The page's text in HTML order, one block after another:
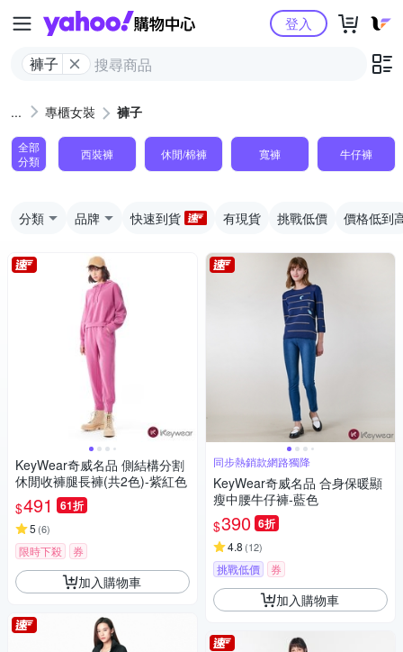
Yahoo購物中心
褲子
登入
專櫃女裝 褲子
全部
分類
西裝褲 休閒/棉褲 寬褲 牛仔褲
分類 品牌 快速到貨 有現貨 挑戰低價 價格低到
KeyWear奇威名品 側結構分割
休閒收褲腿長褲(共2色)-紫紅色
$491 61折
5 (6)
限時下殺 券
加入購物車
同步熱銷款網路獨降
KeyWear奇威名品 合身保暖顯
瘦中腰牛仔褲-藍色
$390 6折
4.8 (12)
挑戰低價 券
加入購物車